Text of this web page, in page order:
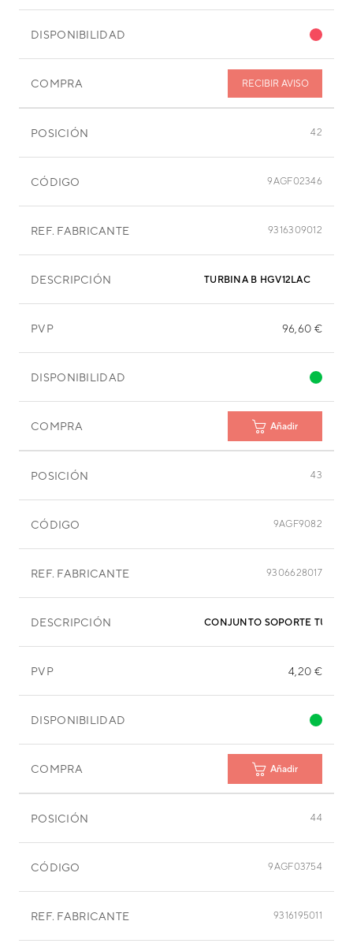
DISPONIBILIDAD
COMPRA RECIBIR AVISO
POSICIÓN 42
CÓDIGO 9AGF02346
REF. FABRICANTE 9316309012
DESCRIPCIÓN TURBINA B HGV12LAC
PVP 96,60 €
DISPONIBILIDAD
COMPRA Añadir
POSICIÓN 43
CÓDIGO 9AGF9082
REF. FABRICANTE 9306628017
DESCRIPCIÓN CONJUNTO SOPORTE
PVP 4,20 €
DISPONIBILIDAD
COMPRA Añadir
POSICIÓN 44
CÓDIGO 9AGF03754
REF. FABRICANTE 9316195011